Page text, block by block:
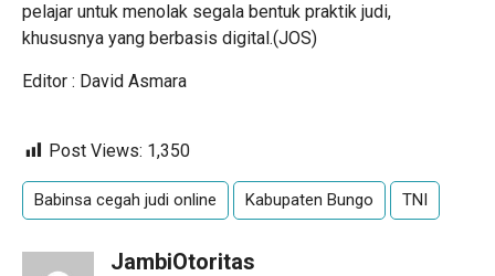
pelajar untuk menolak segala bentuk praktik judi,
khususnya yang berbasis digital.(JOS)
Editor : David Asmara
Post Views: 1,350
Babinsa cegah judi online Kabupaten Bungo TNI
JambiOtoritas